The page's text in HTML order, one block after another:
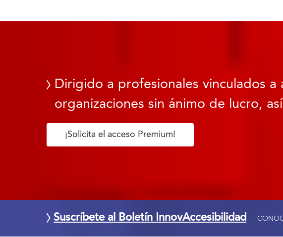
Dirigido a profesionales vinculados
organizaciones sin ánimo de lucro,
¡Solicita el acceso Premium!
Suscríbete al Boletín InnovAccesibilidad